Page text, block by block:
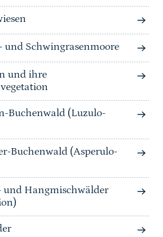
und Schwingrasenmoore
und ihre
Buchenwald (Luzulo-
Buchenwald (Asperulo-
und Hangmischwälder